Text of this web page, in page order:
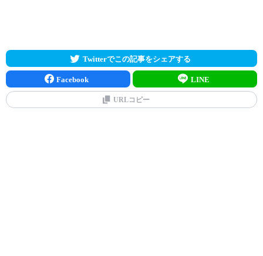
Twitterでこの記事をシェアする
Facebook LINE
URLコピー